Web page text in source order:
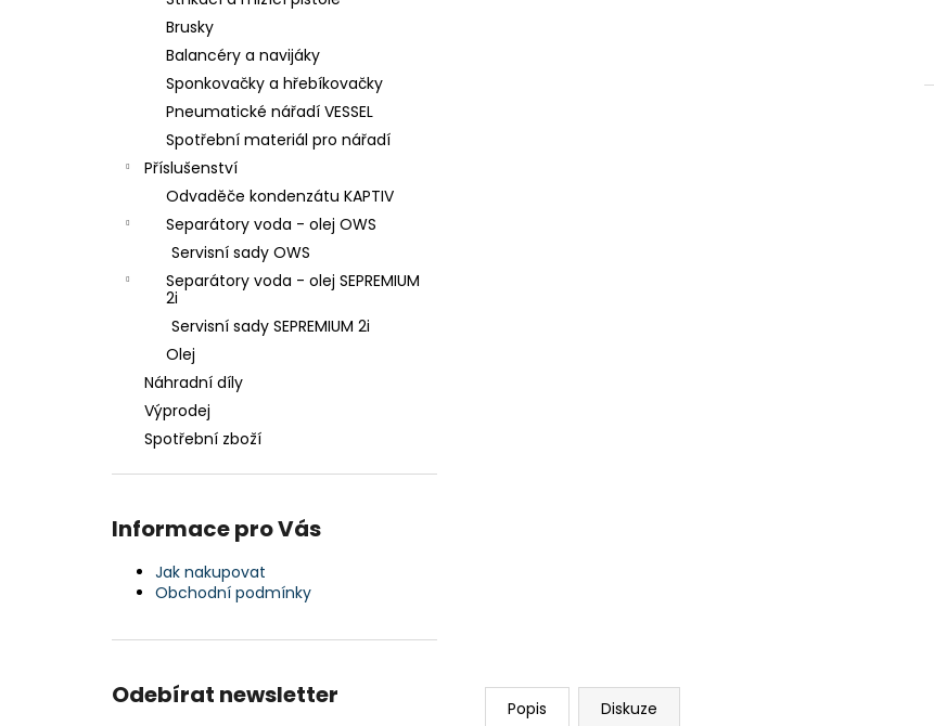
Brusky
Balancéry a navijáky
Sponkovačky a hřebíkovačky
Pneumatické nářadí VESSEL
Spotřební materiál pro nářadí
Příslušenství
Odvaděče kondenzátu KAPTIV
Separátory voda - olej OWS
Servisní sady OWS
Separátory voda - olej SEPREMIUM
2i
Servisní sady SEPREMIUM 2i
Olej
Náhradní díly
Výprodej
Spotřební zboží
Informace pro Vás
Jak nakupovat
Obchodní podmínky
Odebírat newsletter Popis Diskuze